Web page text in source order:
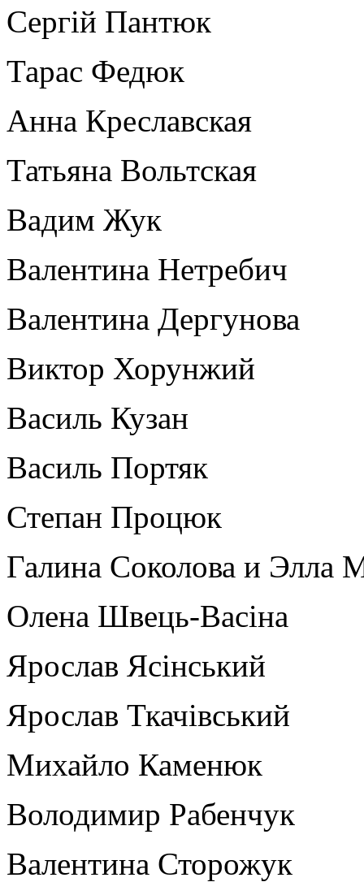
Сергій Пантюк
Тарас Федюк
Анна Креславская
Татьяна Вольтская
Вадим Жук
Валентина Нетребич
Валентина Дергунова
Виктор Хорунжий
Василь Кузан
Василь Портяк
Степан Процюк
Галина Соколова и Элла
Олена Швець-Васіна
Ярослав Ясінський
Ярослав Ткачівський
Михайло Каменюк
Володимир Рабенчук
Валентина Сторожук